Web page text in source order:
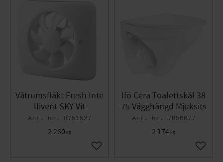
Våtrumsfläkt Fresh Inte
llivent SKY Vit
8751527
2 260 KR
Lägg till i favoriter
Ifö Cera Toalettskål 38
75 Vägghängd Mjuksits
7856077
2 174 KR
Lägg